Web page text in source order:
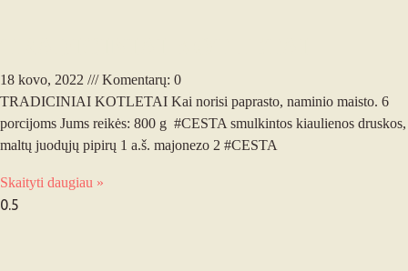
18 kovo, 2022
Komentarų: 0
TRADICINIAI KOTLETAI Kai norisi paprasto, naminio maisto. 6
porcijoms Jums reikės: 800 g #CESTA smulkintos kiaulienos druskos,
maltų juodųjų pipirų 1 a.š. majonezo 2 #CESTA
Skaityti daugiau »